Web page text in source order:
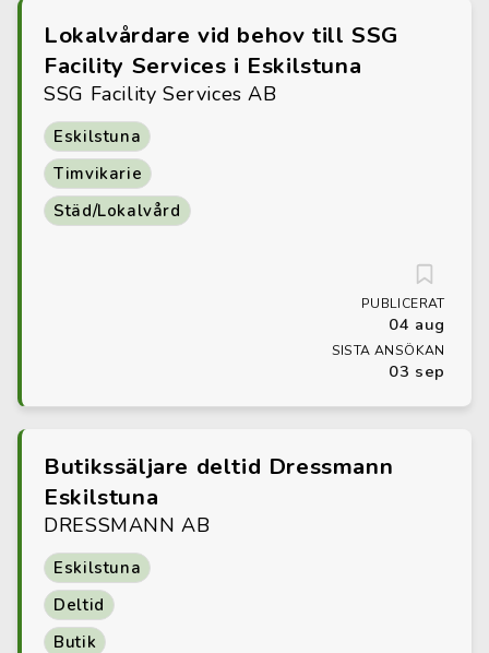
Lokalvårdare vid behov till SSG
Facility Services i Eskilstuna
SSG Facility Services AB
Eskilstuna
Timvikarie
Städ/Lokalvård
PUBLICERAT
04 aug
SISTA ANSÖKAN
03 sep
Butikssäljare deltid Dressmann
Eskilstuna
DRESSMANN AB
Eskilstuna
Deltid
Butik